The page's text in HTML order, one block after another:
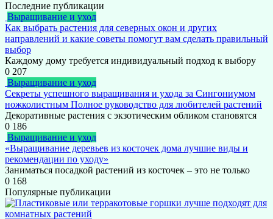
Последние публикации
Выращивание и уход
Как выбрать растения для северных окон и других
направлений и какие советы помогут вам сделать правильный
выбор
Каждому дому требуется индивидуальный подход к выбору
0 207
Выращивание и уход
Секреты успешного выращивания и ухода за Сингониумом
ножколистным Полное руководство для любителей растений
Декоративные растения с экзотическим обликом становятся
0 186
Выращивание и уход
«Выращивание деревьев из косточек дома лучшие виды и
рекомендации по уходу»
Заниматься посадкой растений из косточек – это не только
0 168
Популярные публикации